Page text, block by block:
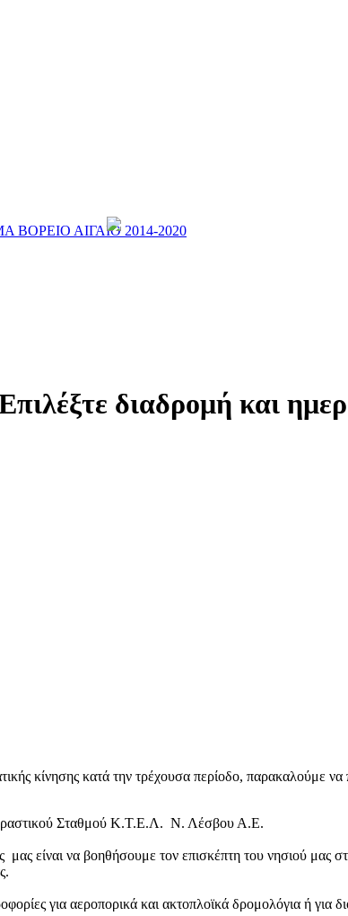
ΑΙΓΑΙΟ 2014-2020
διαδρομή και
κίνησης κατά την τρέχουσα περίοδο, παρακαλούμε να
Σταθμού Κ.Τ.Ε.Λ. Ν. Λέσβου Α.Ε.
είναι να βοηθήσουμε τον επισκέπτη του νησιού μας
για αεροπορικά και ακτοπλοϊκά δρομολόγια ή για